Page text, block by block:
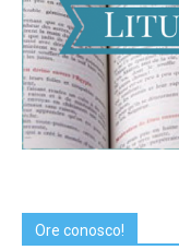
Ore conosco!